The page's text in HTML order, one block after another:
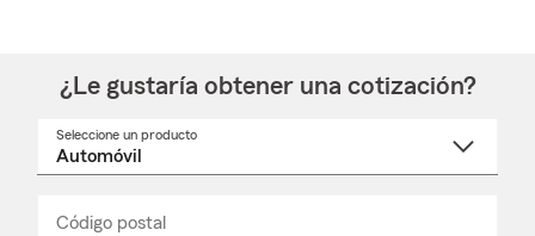
¿Le gustaría obtener una cotización?
Seleccione un producto
Código postal
_____